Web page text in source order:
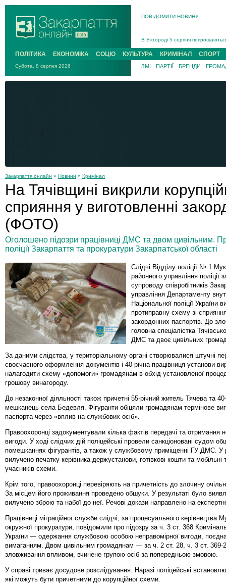
ПОВІДОМИТИ НОВИНУ
Інструктора районного ТЦК на
В Ужгороді 5 серпня
Підтвердили загибель
На війні з рф поліг військовий з
На Хустщині внаслідок ДТП за
Інструктора районного ТЦК на
ПОЛІТИКА ЕКОНОМІКА СОЦІО КУЛЬТУРА КРИМІНАЛ СПОРТ
Субота, 8 серпня 2026 ЗМІ ПАРТІЇ БРЕНДИ
Закарпаття онлайн » Новини » Кримінал
На Тячівщині викрили
сприяння у виготовленні
(ФОТО)
Оголошено підозри працівниці ДМС та двом цивільним.
поліції Закарпаття та прокуратури Закарпатської області
Слідчі Відділу поліції № 1
районного управління поліції
супроводу співробітників
управління Департаменту
Національної поліції України
протиправну схему зі
закордонних паспортів. До
головна спеціалістка
ДМС та двоє цивільних
За даними слідства, у територіальному органі створювалися штучні
своєчасного оформлення документів і 40-річна працівниця установи
налагодити схему «допомоги» громадянам в обхід установленої
грошову винагороду.
До незаконної діяльності також причетні 55-річний житель Тячева та
мешканець села Бедевля. Фігуранти обіцяли громадянам термінове
паспорта через «вплив на службових осіб».
Правоохоронці задокументували кілька фактів передачі та отримання
вигоди. У ході слідчих дій поліцейські провели санкціоновані судом
помешканнях фігурантів, а також у службовому приміщенні ГУ ДМС. У
вилучено печатку керівника держустанови, готівкові кошти та
учасників схеми.
Крім того, правоохоронці перевіряють на причетність до злочину
За місцем його проживання проведено обшуки. У результаті було
вилучено зброю та набої до неї. Речові докази направлено на
Працівниці міграційної служби слідчі, за процесуального керівництва
окружної прокуратури, повідомили про підозру за ч. 3 ст. 368
України — одержання службовою особою неправомірної вигоди,
вимаганням. Двом цивільним громадянам — за ч. 2 ст. 28, ч. 3 ст. 369-
зловживання впливом, вчинене групою осіб за попередньою змовою.
У справі триває досудове розслідування. Наразі поліцейські
які можуть бути причетними до корупційної схеми.